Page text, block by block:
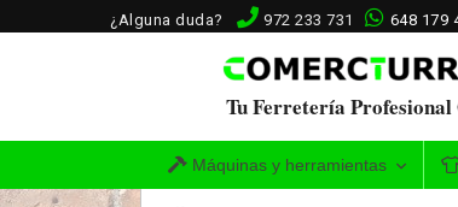
¿Alguna duda? 972 233 731 648 179
Tu Ferretería Profesional
Máquinas y herramientas